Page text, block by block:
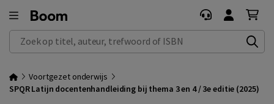
Zoek op titel, auteur, trefwoord of ISBN
Voortgezet onderwijs
SPQR Latijn docentenhandleiding bij thema 3 en 4 / 3e editie (2025)